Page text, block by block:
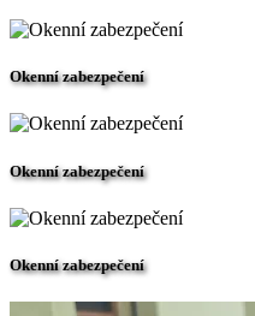
Okenní zabezpečení
Okenní zabezpečení
Okenní zabezpečení